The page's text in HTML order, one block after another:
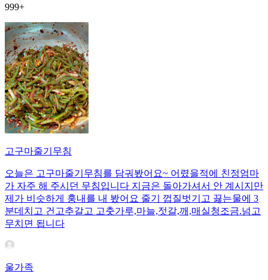
999+
고구마줄기무침
오늘은 고구마줄기무침를 담궈봤어요~ 어렸을적에 친정엄마
가 자주 해 주시던 무침입니다 지금은 돌아가셔서 안 계시지만
제가 비슷하게 훙내를 내 봤어요 줄기 껍질벗기고 끓는물에 3
분데치고 건고추갈고 고춧가루,마늘,젓갈,깨,매실청조금.넘고
무치면 됩니다
울가족